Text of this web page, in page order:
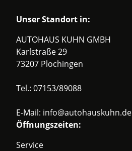
Unser Standort in:
AUTOHAUS KUHN GMBH
Karlstraße 29
73207 Plochingen
Tel.: 07153/89088
E-Mail: info@autohauskuhn.de
Öffnungszeiten:
Service